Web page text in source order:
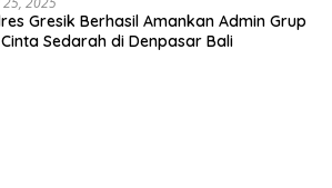
Gresik Berhasil Amankan Admin Grup
Cinta Sedarah di Denpasar Bali